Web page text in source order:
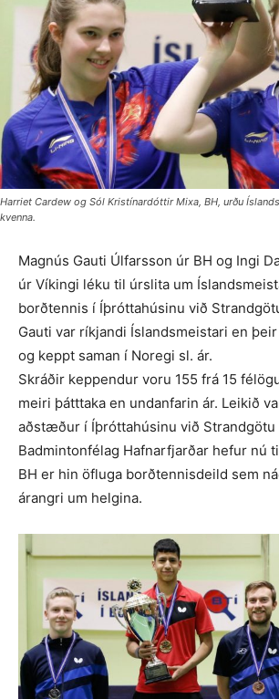
Harriet Cardew og Sól Kristínardóttir Mixa, BH, urðu
kvenna.
Magnús Gauti Úlfarsson úr BH og Ingi
úr Víkingi léku til úrslita um
borðtennis í Íþróttahúsinu við
Gauti var ríkjandi Íslandsmeistari en
og keppt saman í Noregi sl. ár.
Skráðir keppendur voru 155 frá 15
meiri þátttaka en undanfarin ár. Leikið
aðstæður í Íþróttahúsinu við Strandgötu
Badmintonfélag Hafnarfjarðar hefur nú
BH er hin öfluga borðtennisdeild sem
árangri um helgina.